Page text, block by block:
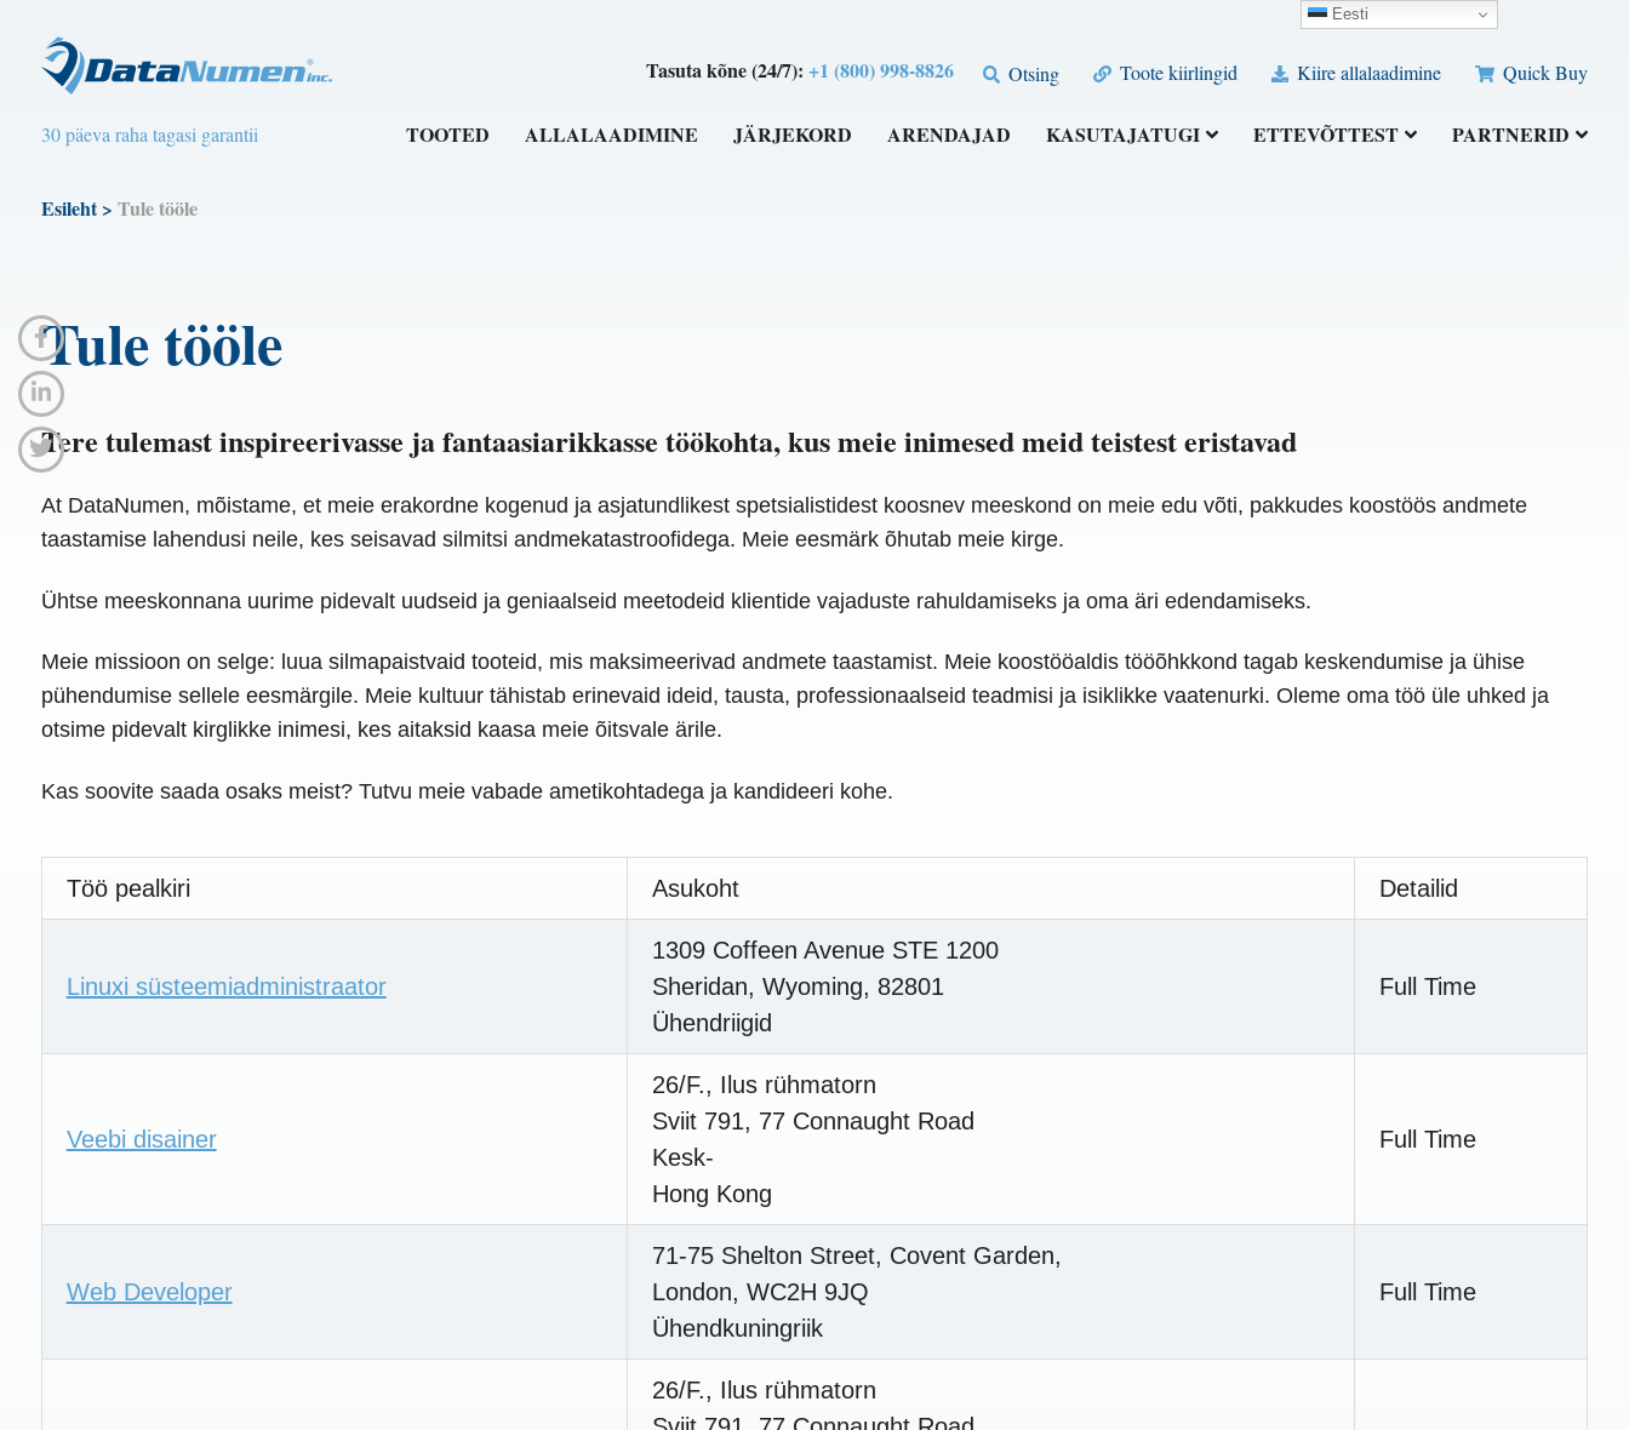
Tasuta kõne (24/7):+1 (800) 998-8826 Otsing Toote kiirlingid Kiire allalaadimine Quick Buy
30 päeva raha tagasi garantii TOOTED ALLALAADIMINE JÄRJEKORD ARENDAJAD KASUTAJATUGI ETTEVÕTTEST PARTNERID
Esileht> Tule tööle
Tule tööle
Tere tulemast inspireerivasse ja fantaasiarikkasse töökohta, kus meie inimesed meid teistest eristavad
At DataNumen, mõistame, et meie erakordne kogenud ja asjatundlikest spetsialistidest koosnev meeskond on meie edu võti, pakkudes koostöös andmete
taastamise lahendusi neile, kes seisavad silmitsi andmekatastroofidega. Meie eesmärk õhutab meie kirge.
Ühtse meeskonnana uurime pidevalt uudseid ja geniaalseid meetodeid klientide vajaduste rahuldamiseks ja oma äri edendamiseks.
Meie missioon on selge: luua silmapaistvaid tooteid, mis maksimeerivad andmete taastamist. Meie koostööaldis tööõhkkond tagab keskendumise ja ühise
pühendumise sellele eesmärgile. Meie kultuur tähistab erinevaid ideid, tausta, professionaalseid teadmisi ja isiklikke vaatenurki. Oleme oma töö üle uhked ja
otsime pidevalt kirglikke inimesi, kes aitaksid kaasa meie õitsvale ärile.
Kas soovite saada osaks meist? Tutvu meie vabade ametikohtadega ja kandideeri kohe.
Töö pealkiri Asukoht Detailid
Linuxi süsteemiadministraator
1309 Coffeen Avenue STE 1200
Sheridan, Wyoming, 82801
Ühendriigid
Full Time
Veebi disainer
26/F., Ilus rühmatorn
Sviit 791, 77 Connaught Road
Kesk-
Hong Kong
Full Time
Web Developer
71-75 Shelton Street, Covent Garden,
London, WC2H 9JQ
Ühendkuningriik
Full Time
26/F., Ilus rühmatorn
Eesti